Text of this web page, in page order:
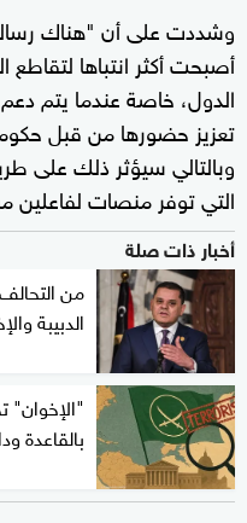
وشددت على أن "هناك رسالة
أصبحت أكثر انتباها
الدول، خاصة عندما يتم
تعزيز حضورها من قبل
وبالتالي سيؤثر ذلك على
التي توفر منصات لفاعلين
أخبار ذات صلة
من
الدبيبة
"الإخوان"
بالقاعدة